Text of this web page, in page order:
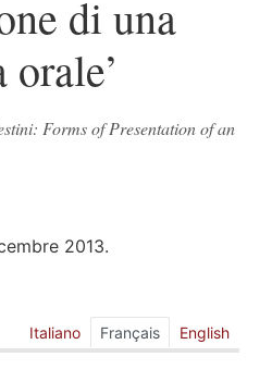
di una
orale’
Forms of Presentation of an
2013.
Italiano Français English